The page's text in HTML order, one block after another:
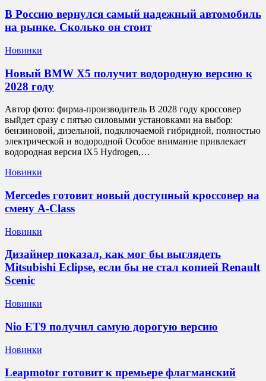
В Россию вернулся самый надежный автомобиль
на рынке. Сколько он стоит
Новинки
Новый BMW X5 получит водородную версию к
2028 году
Автор фото: фирма-производитель В 2028 году кроссовер
выйдет сразу с пятью силовыми установками на выбор:
бензиновой, дизельной, подключаемой гибридной, полностью
электрической и водородной Особое внимание привлекает
водородная версия iX5 Hydrogen,…
Новинки
Mercedes готовит новый доступный кроссовер на
смену A-Class
Новинки
Дизайнер показал, как мог бы выглядеть
Mitsubishi Eclipse, если бы не стал копией Renault
Scenic
Новинки
Nio ET9 получил самую дорогую версию
Новинки
Leapmotor готовит к премьере флагманский